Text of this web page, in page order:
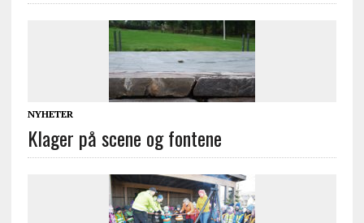
NYHETER
Klager på scene og fontene